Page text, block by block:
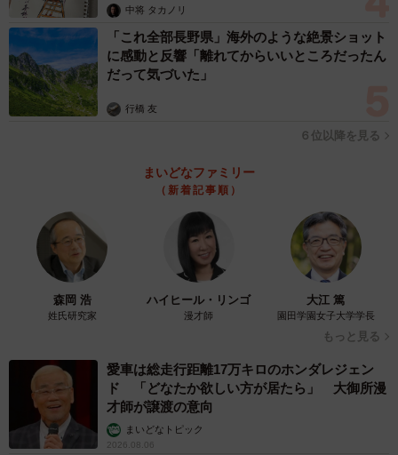
中将 タカノリ
「これ全部長野県」海外のような絶景ショット
に感動と反響「離れてからいいところだったん
だって気づいた」
行橋 友
６位以降を見る
まいどなファミリー
（新着記事順）
森岡 浩
姓氏研究家
ハイヒール・リンゴ
漫才師
大江 篤
園田学園女子大学学長
もっと見る
愛車は総走行距離17万キロのホンダレジェン
ド 「どなたか欲しい方が居たら」 大御所漫
才師が譲渡の意向
まいどなトピック
2026.08.06